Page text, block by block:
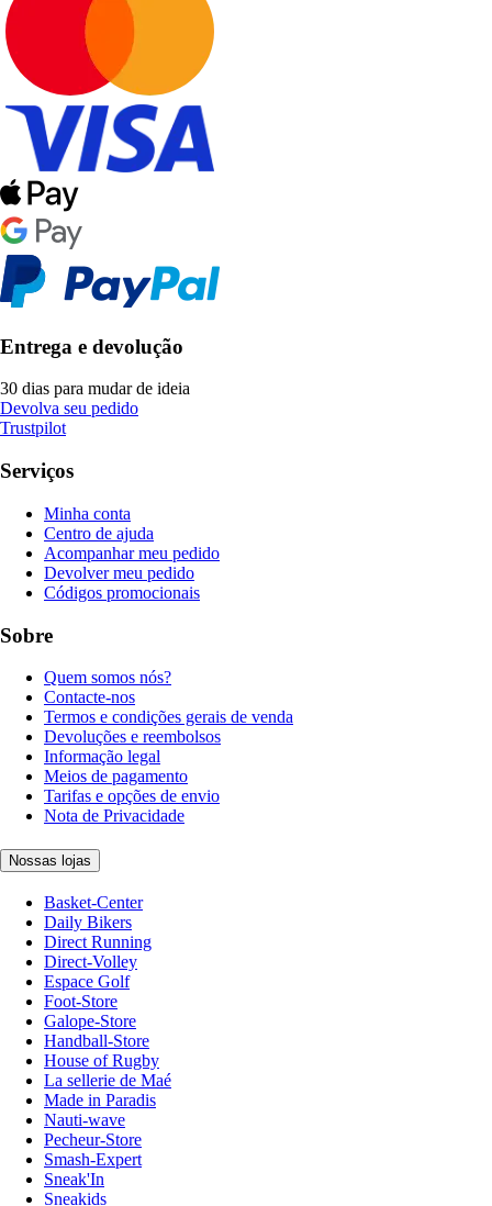
Entrega e devolução
30 dias para mudar de ideia
Devolva seu pedido
Trustpilot
Serviços
Minha conta
Centro de ajuda
Acompanhar meu pedido
Devolver meu pedido
Códigos promocionais
Sobre
Quem somos nós?
Contacte-nos
Termos e condições gerais de venda
Devoluções e reembolsos
Informação legal
Meios de pagamento
Tarifas e opções de envio
Nota de Privacidade
Nossas lojas
Basket-Center
Daily Bikers
Direct Running
Direct-Volley
Espace Golf
Foot-Store
Galope-Store
Handball-Store
House of Rugby
La sellerie de Maé
Made in Paradis
Nauti-wave
Pecheur-Store
Smash-Expert
Sneak'In
Sneakids